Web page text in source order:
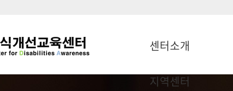
센터소개
지역센터